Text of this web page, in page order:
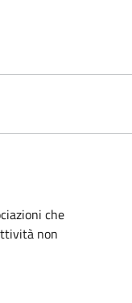
che
non